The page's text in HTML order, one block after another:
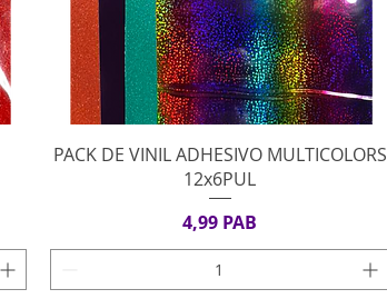
Vista rápida
PACK DE VINIL ADHESIVO MULTICOLORS
12x6PUL
Precio
4,99 PAB